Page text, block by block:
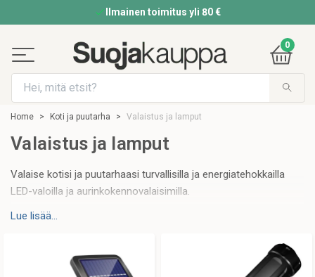
Ilmainen toimitus yli 80 €
0
Home Koti ja puutarha Valaistus ja lamput
Valaistus ja lamput
Valaise kotisi ja puutarhaasi turvallisilla ja energiatehokkailla
LED-valoilla ja aurinkokennovalaisimilla.
Aurinkokennovalaisimien, yövalaisimien, LED-valaisimien,
sisä- että ulkokäyttöön löydät valikoituja valaisimia ja
lisävarusteita, joiden avulla voit valaista kotisi ja ympäristösi
Lue lisää...